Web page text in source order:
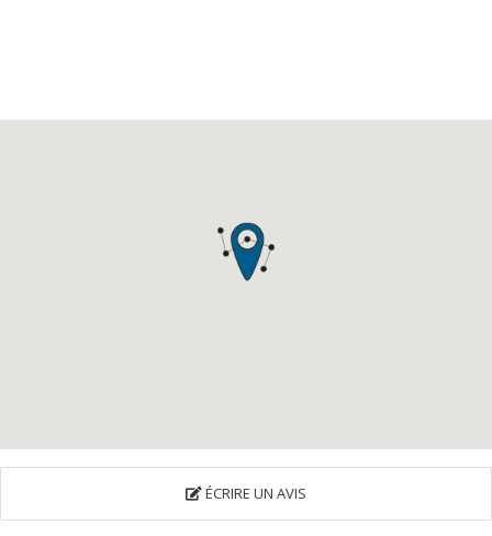
ÉCRIRE UN AVIS